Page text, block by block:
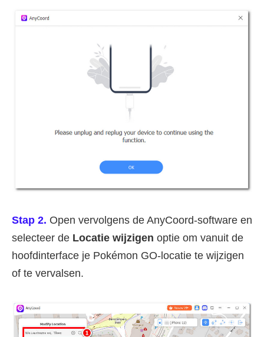
Stap 2. Open vervolgens de AnyCoord-software en
selecteer de Locatie wijzigen optie om vanuit de
hoofdinterface je Pokémon GO-locatie te wijzigen
of te vervalsen.